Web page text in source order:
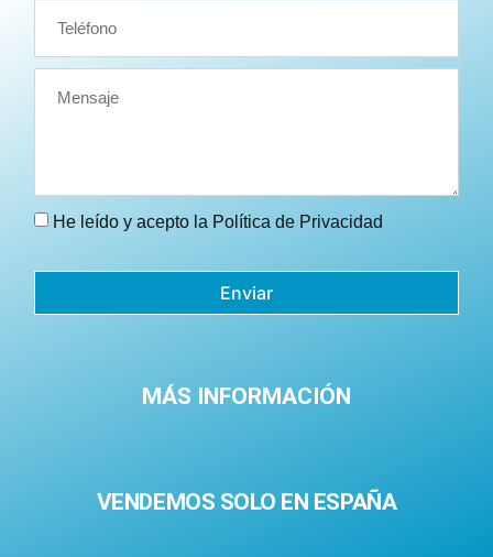
He leído y acepto la Política de Privacidad
Enviar
MÁS INFORMACIÓN
VENDEMOS SOLO EN ESPAÑA